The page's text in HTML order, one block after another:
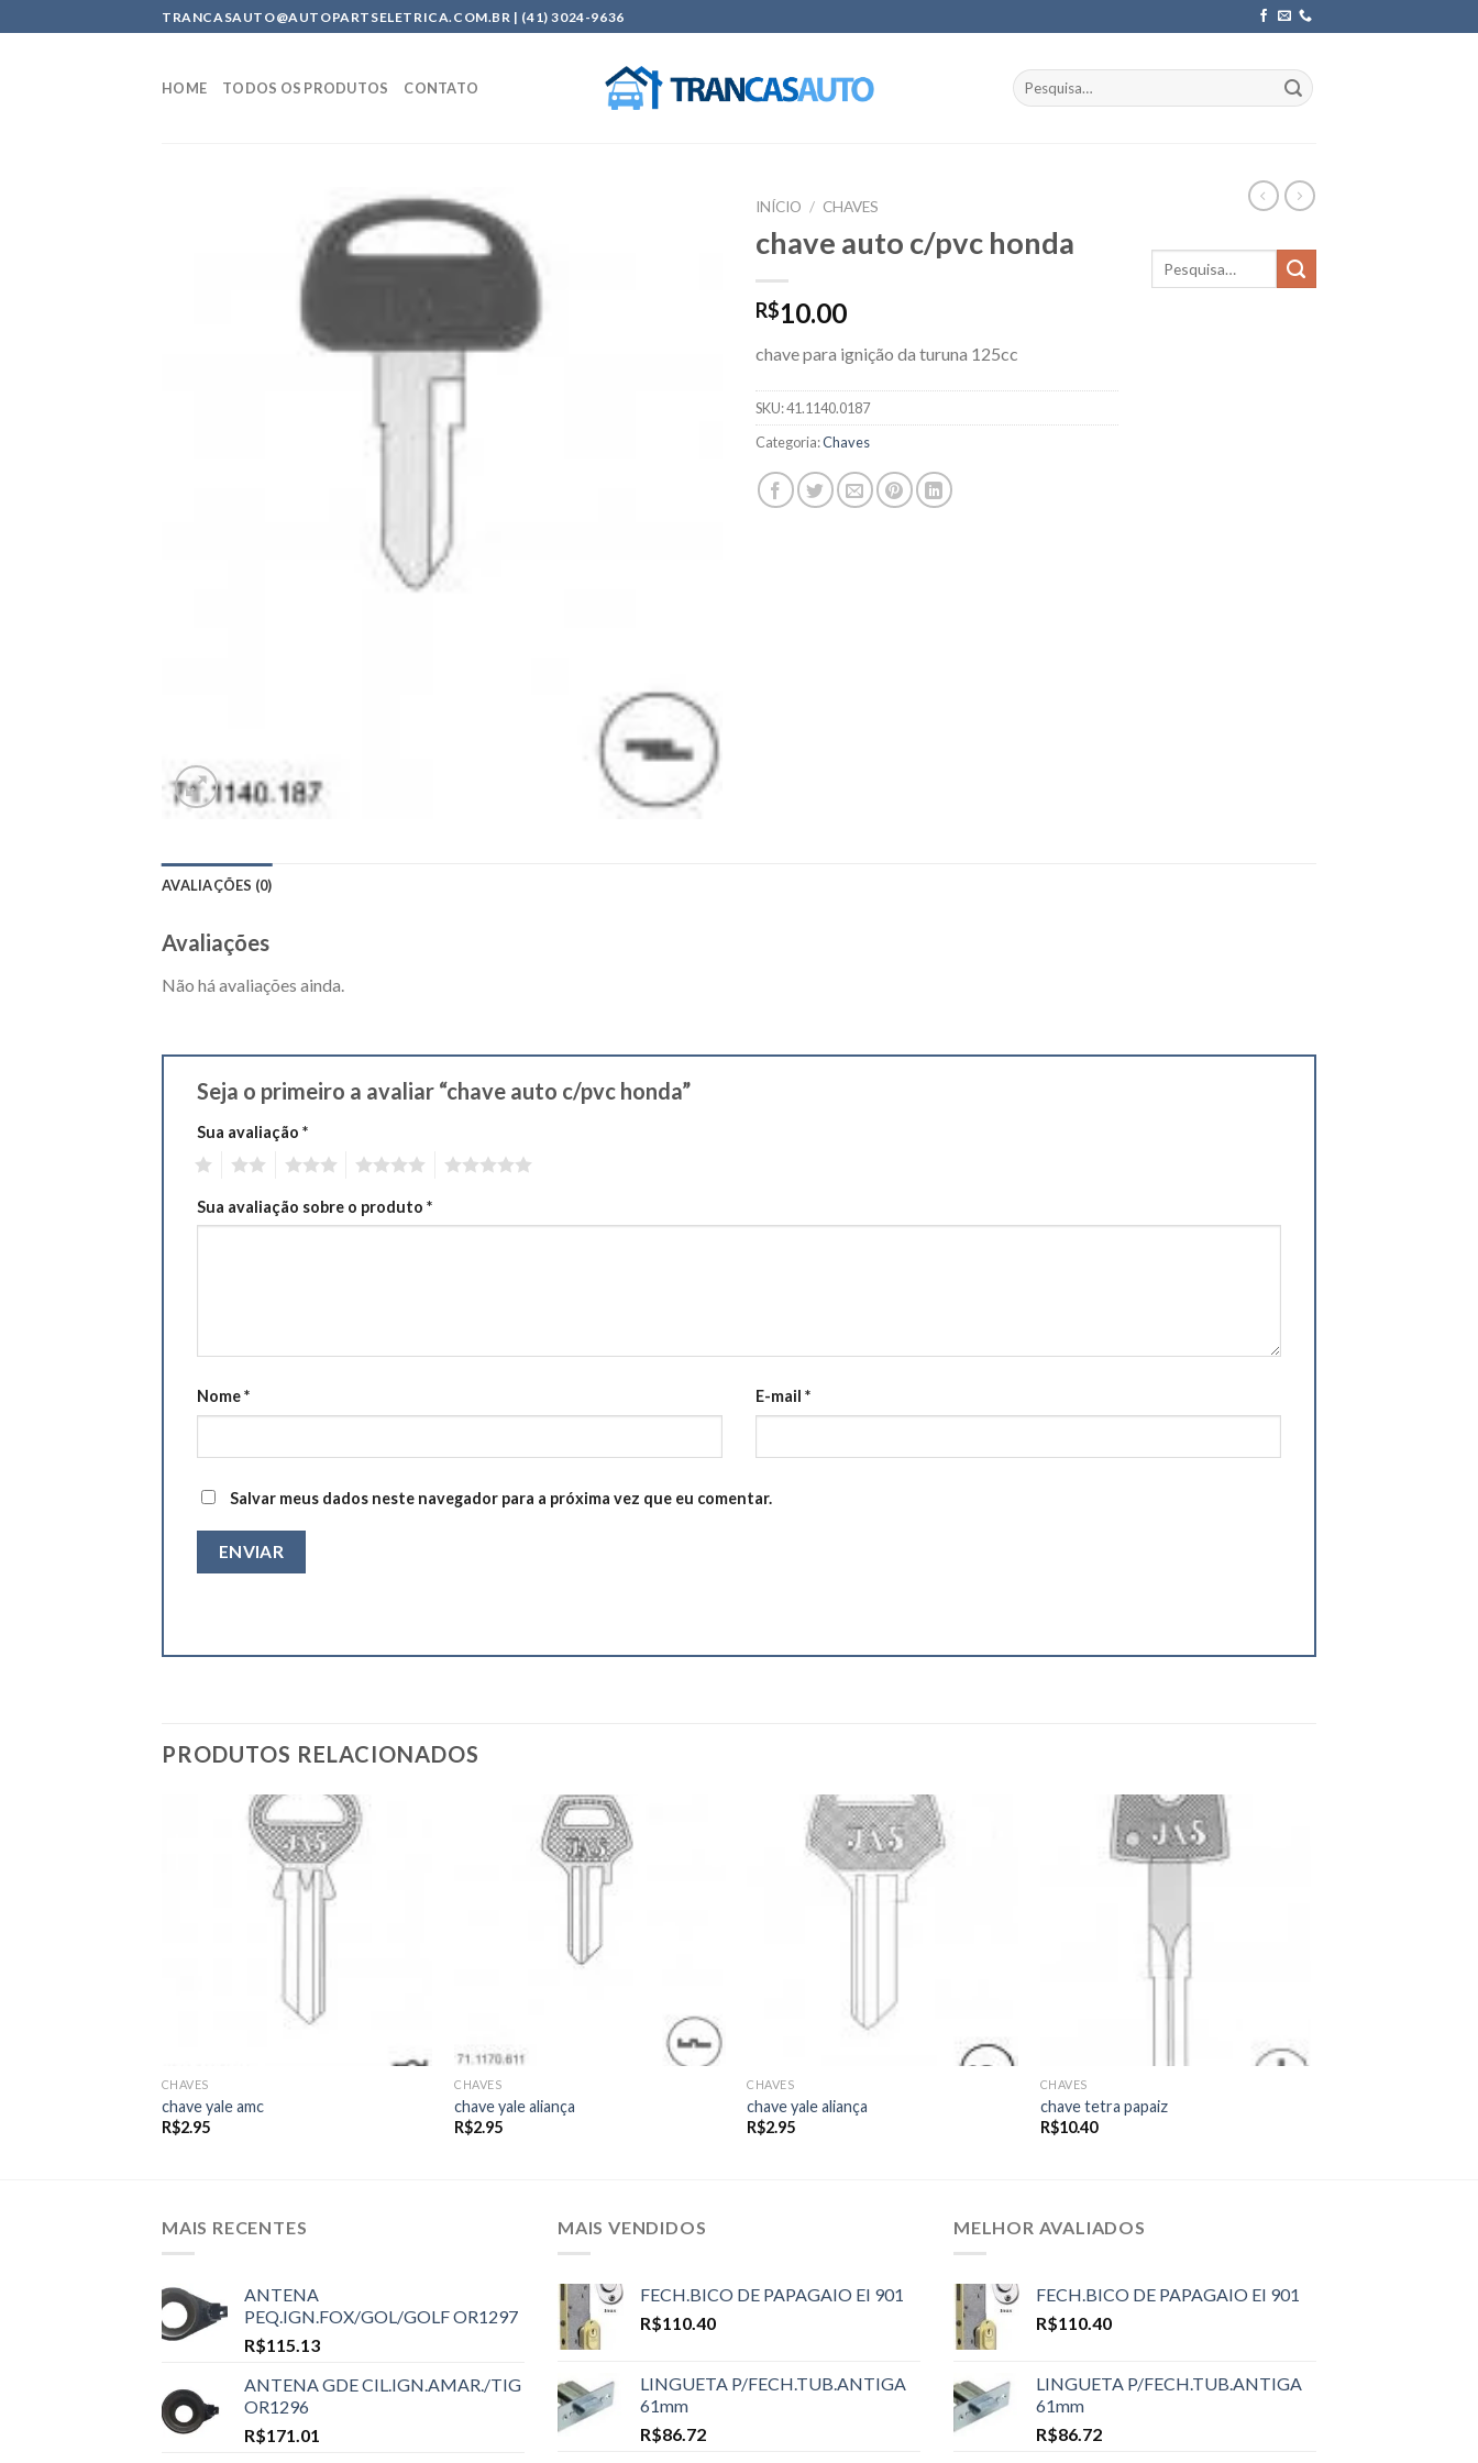
to
TRANCASAUTO@AUTOPARTSELETRICA.COM.BR | (41) 3024-9636
HOME TODOS OS PRODUTOS CONTATO
Pesquisar
por:
INÍCIO / CHAVES
chave auto c/pvc honda
R$10.00
chave para ignição da turuna 125cc
SKU:41.1140.0187
Categoria:Chaves
AVALIAÇÕES (0)
Avaliações
Não há avaliações ainda.
Seja o primeiro a avaliar “chave auto c/pvc honda”
Sua avaliação *
Sua avaliação sobre o produto *
Nome* E-mail *
Salvar meus dados neste navegador para a próxima vez que eu comentar.
PRODUTOS RELACIONADOS
CHAVES
chave yale amc
R$2.95
CHAVES
chave yale aliança
R$2.95
CHAVES
chave yale aliança
R$2.95
CHAVES
chave tetra papaiz
R$10.40
MAIS RECENTES
ANTENA
PEQ.IGN.FOX/GOL/GOLF OR1297
R$115.13
ANTENA GDE CIL.IGN.AMAR./TIG
OR1296
R$171.01
MAIS VENDIDOS
FECH.BICO DE PAPAGAIO EI 901
R$110.40
LINGUETA P/FECH.TUB.ANTIGA
61mm
R$86.72
MELHOR AVALIADOS
FECH.BICO DE PAPAGAIO EI 901
R$110.40
LINGUETA P/FECH.TUB.ANTIGA
61mm
R$86.72